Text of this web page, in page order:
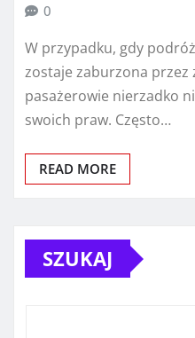
0
W przypadku, gdy
zostaje zaburzona przez
pasażerowie nierzadko
swoich praw. Często…
READ MORE
SZUKAJ